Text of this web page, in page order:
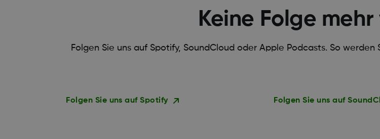
Keine Folge
Folgen Sie uns auf Spotify, SoundCloud oder Apple Podcasts. So
Folgen Sie uns auf Spotify Folgen Sie uns auf